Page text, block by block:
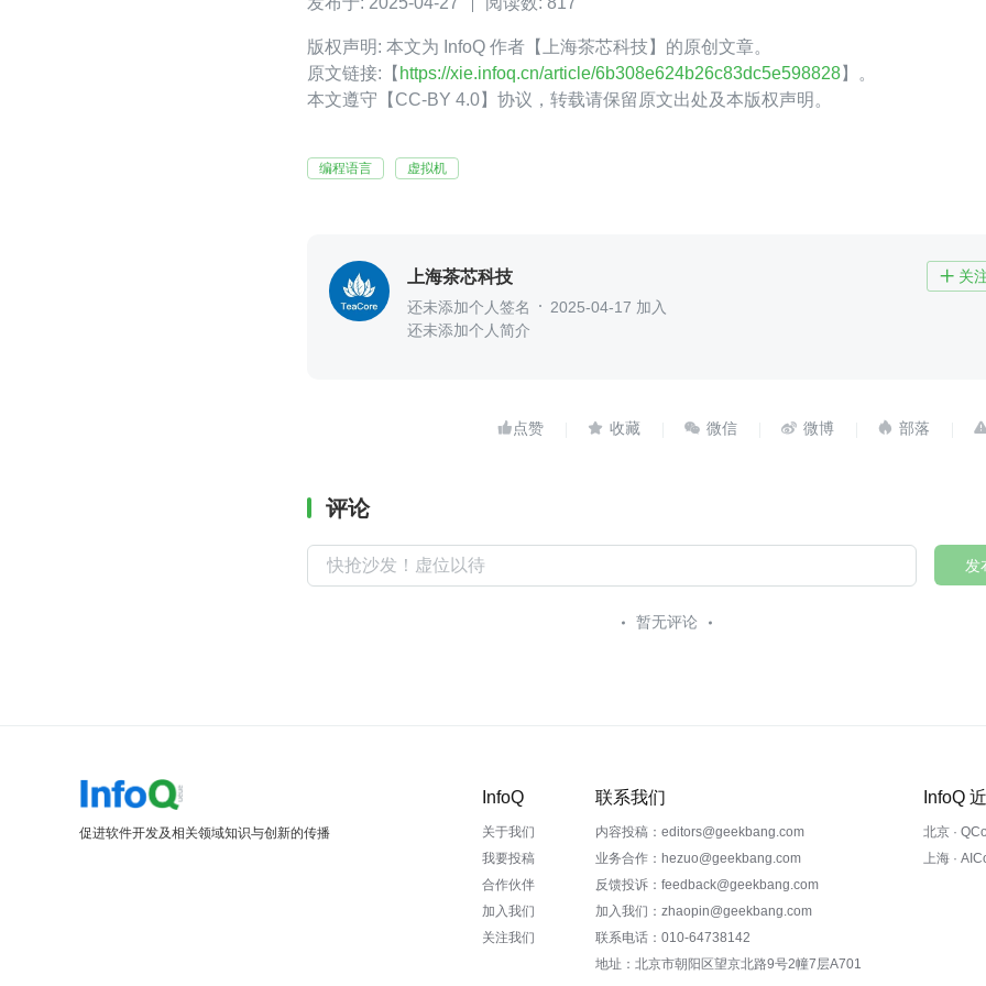
版权声明: 本文为 InfoQ 作者【上海茶芯科技】的原创文章。
原文链接:【 https://xie.infoq.cn/article/6b308e624b26c83dc5e598828】。
本文遵守【CC-BY 4.0】协议，转载请保留原文出处及本版权声明。
编程语言 虚拟机
上海茶芯科技  关
还未添加个人签名
2025-04-17 加入
还未添加个人简介
    
评论
发
暂无评论
促进软件开发及相关领域知识与创新的传播
InfoQ
关于我们
我要投稿
合作伙伴
加入我们
关注我们
联系我们
内容投稿：editors@geekbang.com
业务合作：hezuo@geekbang.com
反馈投诉：feedback@geekbang.com
加入我们：zhaopin@geekbang.com
联系电话：010-64738142
地址：北京市朝阳区望京北路9号2幢7层A701
InfoQ
北京 ·
上海 ·